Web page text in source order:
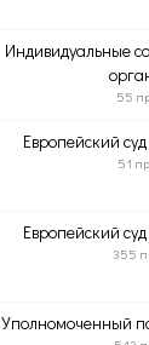
Индивидуальные
55
Европейский
51
Европейский
355
Уполномоченный